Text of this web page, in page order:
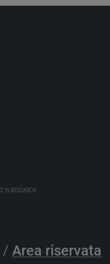
/ Area riservata